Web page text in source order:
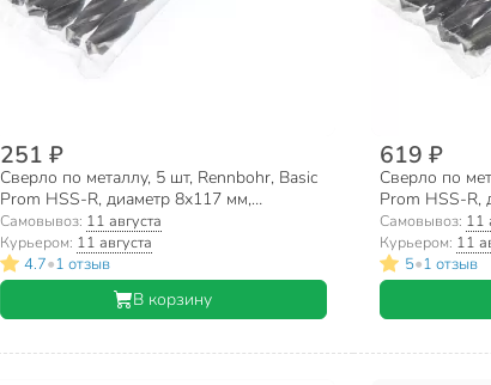
251 ₽
Сверло по металлу, 5 шт, Rennbohr, Basic
Prom HSS-R, диаметр 8х117 мм,
цилиндрический хвостовик, 461080
Самовывоз: 11 августа
Курьером: 11 августа
4.7•1 отзыв
В корзину
619 ₽
Сверло по
Prom HSS-R,
Самовывоз: 11
Курьером: 11
5•1 отзыв